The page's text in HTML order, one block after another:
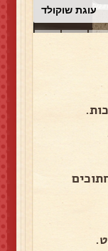
עוגת שוקולד